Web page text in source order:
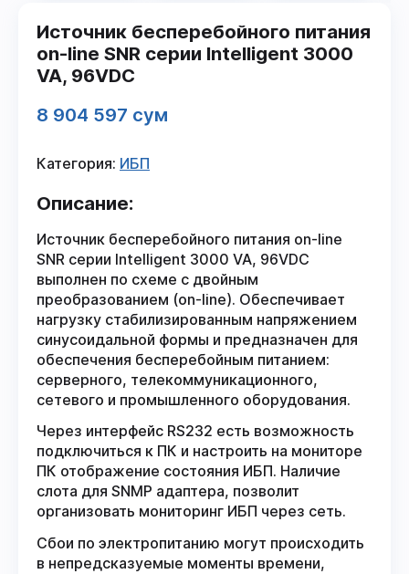
Источник бесперебойного питания
on-line SNR серии Intelligent 3000
VA, 96VDC
8 904 597 сум
Категория: ИБП
Описание:
Источник бесперебойного питания on-line
SNR серии Intelligent 3000 VA, 96VDC
выполнен по схеме с двойным
преобразованием (on-line). Обеспечивает
нагрузку стабилизированным напряжением
синусоидальной формы и предназначен для
обеспечения бесперебойным питанием:
серверного, телекоммуникационного,
сетевого и промышленного оборудования.
Через интерфейс RS232 есть возможность
подключиться к ПК и настроить на мониторе
ПК отображение состояния ИБП. Наличие
слота для SNMP адаптера, позволит
организовать мониторинг ИБП через сеть.
Сбои по электропитанию могут происходить
в непредсказуемые моменты времени,